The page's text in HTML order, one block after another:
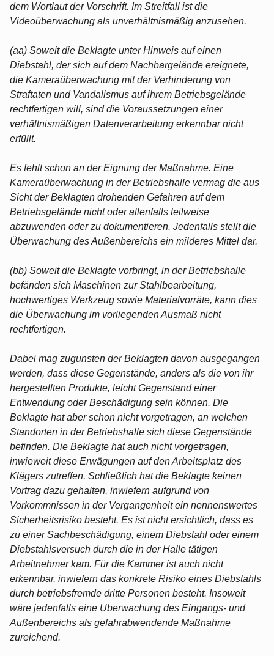
dem Wortlaut der Vorschrift. Im Streitfall ist die
Videoüberwachung als unverhältnismäßig anzusehen.
(aa) Soweit die Beklagte unter Hinweis auf einen
Diebstahl, der sich auf dem Nachbargelände ereignete,
die Kameraüberwachung mit der Verhinderung von
Straftaten und Vandalismus auf ihrem Betriebsgelände
rechtfertigen will, sind die Voraussetzungen einer
verhältnismäßigen Datenverarbeitung erkennbar nicht
erfüllt.
Es fehlt schon an der Eignung der Maßnahme. Eine
Kameraüberwachung in der Betriebshalle vermag die aus
Sicht der Beklagten drohenden Gefahren auf dem
Betriebsgelände nicht oder allenfalls teilweise
abzuwenden oder zu dokumentieren. Jedenfalls stellt die
Überwachung des Außenbereichs ein milderes Mittel dar.
(bb) Soweit die Beklagte vorbringt, in der Betriebshalle
befänden sich Maschinen zur Stahlbearbeitung,
hochwertiges Werkzeug sowie Materialvorräte, kann dies
die Überwachung im vorliegenden Ausmaß nicht
rechtfertigen.
Dabei mag zugunsten der Beklagten davon ausgegangen
werden, dass diese Gegenstände, anders als die von ihr
hergestellten Produkte, leicht Gegenstand einer
Entwendung oder Beschädigung sein können. Die
Beklagte hat aber schon nicht vorgetragen, an welchen
Standorten in der Betriebshalle sich diese Gegenstände
befinden. Die Beklagte hat auch nicht vorgetragen,
inwieweit diese Erwägungen auf den Arbeitsplatz des
Klägers zutreffen. Schließlich hat die Beklagte keinen
Vortrag dazu gehalten, inwiefern aufgrund von
Vorkommnissen in der Vergangenheit ein nennenswertes
Sicherheitsrisiko besteht. Es ist nicht ersichtlich, dass es
zu einer Sachbeschädigung, einem Diebstahl oder einem
Diebstahlsversuch durch die in der Halle tätigen
Arbeitnehmer kam. Für die Kammer ist auch nicht
erkennbar, inwiefern das konkrete Risiko eines Diebstahls
durch betriebsfremde dritte Personen besteht. Insoweit
wäre jedenfalls eine Überwachung des Eingangs- und
Außenbereichs als gefahrabwendende Maßnahme
zureichend.